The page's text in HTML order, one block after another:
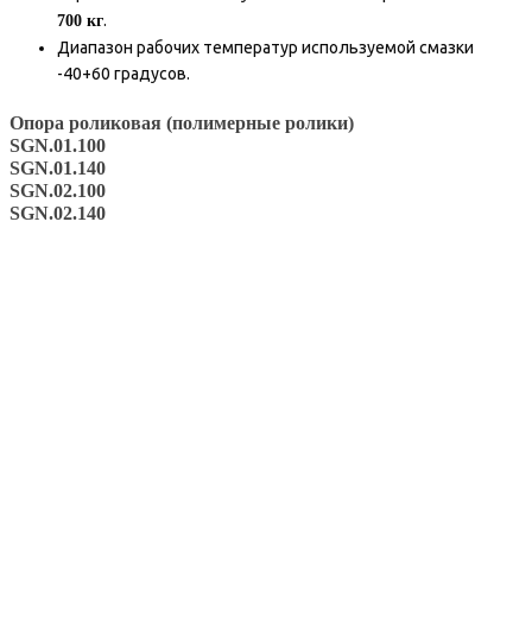
700 кг.
Диапазон рабочих температур используемой смазки
-40+60 градусов.
Опора роликовая (полимерные ролики)
SGN.01.100
SGN.01.140
SGN.02.100
SGN.02.140